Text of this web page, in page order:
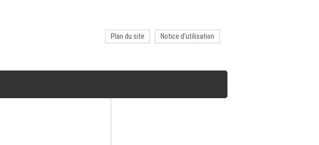
Notice d'utilisation
Plan du site